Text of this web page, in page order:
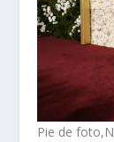
Pie de